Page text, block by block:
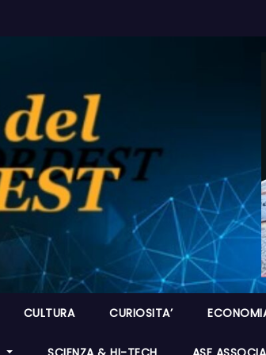
CULTURA CURIOSITA’